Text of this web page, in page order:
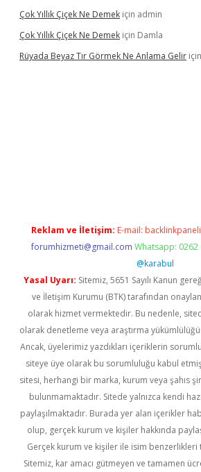
Çok Yıllık Çiçek Ne Demek için admin
Çok Yıllık Çiçek Ne Demek için Damla
Rüyada Beyaz Tır Görmek Ne Anlama Gelir için
Reklam ve İletişim: E-mail:
forumhizmeti@gmail.com Whatsapp: 0262
@karabul
Yasal Uyarı: Sitemiz, 5651 Sayılı Kanun
ve İletişim Kurumu (BTK) tarafından
olarak hizmet vermektedir. Bu nedenle,
olarak denetleme veya araştırma
Ancak, üyelerimiz yazdıkları içeriklerin
siteye üye olarak bu sorumluluğu kabul
sitesi, herhangi bir marka, kurum veya şahıs
bulunmamaktadır. Sitede yalnızca kendi
paylaşılmaktadır. Burada yer alan içerikler
olup, gerçek kurum ve kişiler hakkında
Gerçek kurum ve kişiler ile isim
Sitemiz, kar amacı gütmeyen ve tamamen